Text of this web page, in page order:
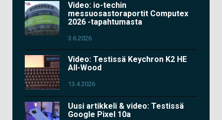
Video: io-techin
messuosastoraportit Computex
2026 -tapahtumasta
3.6.2026
Video: Testissä Keychron K2 HE
All-Wood
13.4.2026
Uusi artikkeli & video: Testissä
Google Pixel 10a